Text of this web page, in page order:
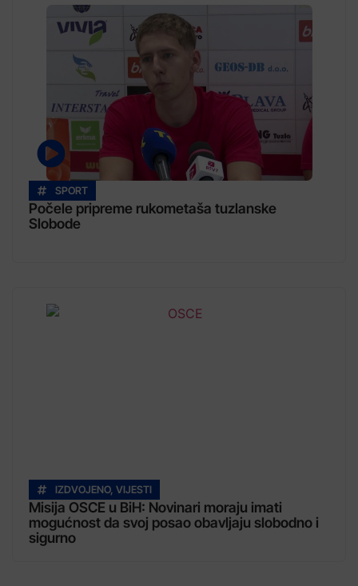
SPORT
Počele pripreme rukometaša tuzlanske
Slobode
IZDVOJENO, VIJESTI
Misija OSCE u BiH: Novinari moraju imati
mogućnost da svoj posao obavljaju slobodno i
sigurno